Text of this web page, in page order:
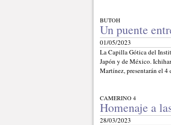
BUTOH
Un puente
01/05/2023
La Capilla Gótica del
Japón y de México.
Martínez, presentarán el
CAMERINO 4
Homenaje a
28/03/2023